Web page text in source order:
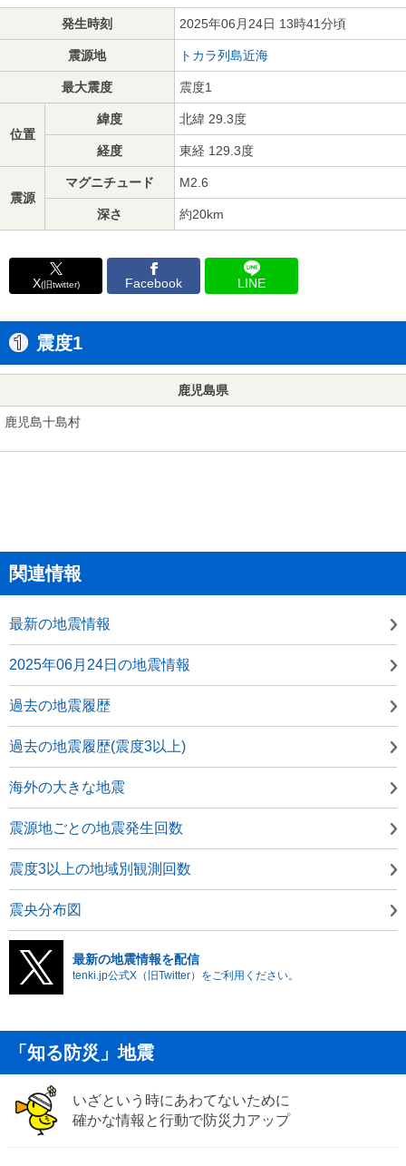
発生時刻 2025年06月24日 13時41分頃
震源地 トカラ列島近海
最大震度 震度1
位置
緯度 北緯 29.3度
経度 東経 129.3度
震源
マグニチュード M2.6
深さ 約20km
X(旧twitter) Facebook LINE
震度1
鹿児島県
鹿児島十島村
関連情報
最新の地震情報
2025年06月24日の地震情報
過去の地震履歴
過去の地震履歴(震度3以上)
海外の大きな地震
震源地ごとの地震発生回数
震度3以上の地域別観測回数
震央分布図
最新の地震情報を配信
tenki.jp公式X（旧Twitter）をご利用ください。
「知る防災」地震
いざという時にあわてないために
確かな情報と行動で防災力アップ